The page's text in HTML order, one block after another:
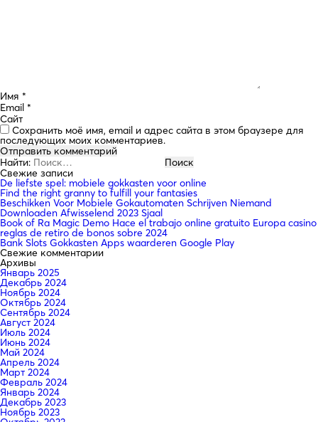
Имя *
Email *
Сайт
Сохранить моё имя, email и адрес сайта в этом браузере для
последующих моих комментариев.
Найти:
Свежие записи
De liefste spel: mobiele gokkasten voor online
Find the right granny to fulfill your fantasies
Beschikken Voor Mobiele Gokautomaten Schrijven Niemand
Downloaden Afwisselend 2023 Sjaal
Book of Ra Magic Demo Hace el trabajo online gratuito Europa casino
reglas de retiro de bonos sobre 2024
Bank Slots Gokkasten Apps waarderen Google Play
Свежие комментарии
Архивы
Январь 2025
Декабрь 2024
Ноябрь 2024
Октябрь 2024
Сентябрь 2024
Август 2024
Июль 2024
Июнь 2024
Май 2024
Апрель 2024
Март 2024
Февраль 2024
Январь 2024
Декабрь 2023
Ноябрь 2023